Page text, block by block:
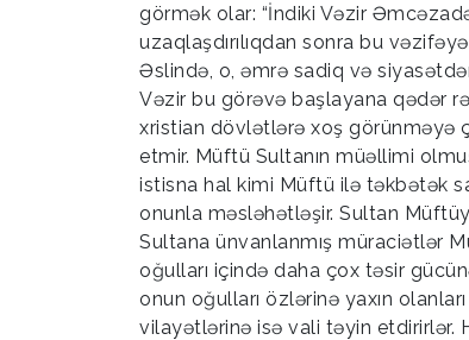
görmək olar: “İndiki Vəzir
uzaqlaşdırılıqdan sonra bu
Əslində, o, əmrə sadiq və
Vəzir bu görəvə başlayana qədər
xristian dövlətlərə xoş görünməyə
etmir. Müftü Sultanın müəllimi
istisna hal kimi Müftü ilə təkbətək
onunla məsləhətləşir. Sultan
Sultana ünvanlanmış müraciətlər
oğulları içində daha çox təsir
onun oğulları özlərinə yaxın
vilayətlərinə isə vali təyin etdirirlər.